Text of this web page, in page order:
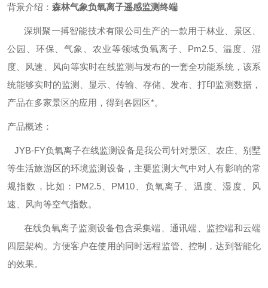
背景介绍： 森林气象负氧离子遥感监测终端
深圳聚一搏智能技术有限公司生产的一款用于林业、景区、
公园、环保、气象、农业等领域负氧离子、Pm2.5、温度、湿
度、风速、风向等实时在线监测与发布的一套全功能系统，该系
统能够实时的监测、显示、传输、存储、发布、打印监测数据，
产品在多家景区的应用，得到各园区*。
产品概述：
JYB-FY负氧离子在线监测设备是我公司针对景区、农庄、别墅
等生活旅游区的环境监测设备，主要监测大气中对人有影响的常
规指数，比如：PM2.5、PM10、负氧离子、温度、湿度、风
速、风向等空气指数。
在线负氧离子监测设备包含采集端、通讯端、监控端和云端
四层架构。方便客户在使用的同时远程监管、控制，达到智能化
的效果。